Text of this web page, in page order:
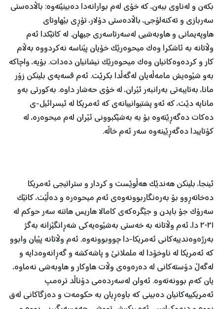
بکەن و لەناوی ببەن، کە خۆی لەم بوارانەدا دەبینێتەوە: باڵادەستی
سەربازی و تەکنەلۆجی، باڵادەستی دۆلار، تۆڕی بێهاوتای
هاوپەیمانی و هاوبەشیی لەسەرتاسەری جیهان. لە کاتێکدا ئەم
وڵاتانە بە ئاشکرا وەک میحوەرێک خۆیان پێناسە نەکردووە بەڵام
کار و کردەوەکانیان وەک میحوەرێک نیشانیان دەدات. بۆیە، واچاکە
بەو شێوەیش مامەڵەیان لەگەڵدا بکرێت. ئەم قسەیەی بلینکن زۆر
مانا، بەتایبەتی بەرانبەر ئێران، لە خۆی حەشار داوە. بەکورتی بەو
مانایە دێت، کە ئەو پشتیوانییانەی کە ئەمریکا لە ئیسرائیل-ی
دەکات دەگەڕێتەوە بۆ بە بەشێکبوونی ئێران لەم میحوەرە، لە
کۆتاییدا دەگەڕێینەوە سەر ئەم خاڵە.
ئینجا، بلینکن هەندێک هەڵوێست و کردار و ستراتیجی ئەمریکا
دەخاتەڕوو بۆ بەرەنگاربوونەوەی ئەم میحوەرە و دەڵێت، کاتێک
سەرۆک جۆ بایدن و جێگرەکەی کامالا هاریس هاتنە سەر حوکم لە
٢٠٢١ دا، ئەم وڵاتانە بە خەستی بەشێوەیەکی شەڕانگێزانە بەگژ
بەرژەوەندییەکانی ئەمریکا-دا چووبوونەوە. ئەم وڵاتانە پێیان وابوو
کە ئەمریکا لە ناوخۆدا لە ململانێ و پاشەکشە و گەڕانەوەدایە و
لەگەڵ دۆستەکانی لە دەرەوەی وڵات هاوکار و هاوبەشی نەماوە،
یان کەم بوونەتەوە. ئەوان لەسەردەمی دۆناڵد ترەمپ
ئەمریکییەکانیان دەبینی کە باوەڕیان بە حکومەت و دەزگاکانی لەق